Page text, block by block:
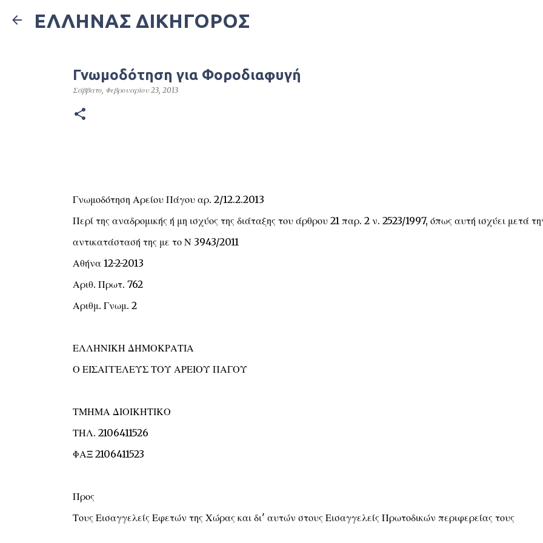
ΕΛΛΗΝΑΣ ΔΙΚΗΓΟΡΟΣ
Γνωμοδότηση για Φοροδιαφυγή
Σάββατο, Φεβρουαρίου 23, 2013
Γνωμοδότηση Αρείου Πάγου αρ. 2/12.2.2013
Περί της αναδρομικής ή μη ισχύος της διάταξης του άρθρου 21 παρ. 2 ν. 2523/1997, όπως αυτή ισχύει μετά
αντικατάστασή της με το Ν 3943/2011
Αθήνα 12-2-2013
Αριθ. Πρωτ. 762
Αριθμ. Γνωμ. 2
ΕΛΛΗΝΙΚΗ ΔΗΜΟΚΡΑΤΙΑ
Ο ΕΙΣΑΓΓΕΛΕΥΣ ΤΟΥ ΑΡΕΙΟΥ ΠΑΓΟΥ
ΤΜΗΜΑ ΔΙΟΙΚΗΤΙΚΟ
ΤΗΛ. 2106411526
ΦΑΞ 2106411523
Προς
Τους Εισαγγελείς Εφετών της Χώρας και δι' αυτών στους Εισαγγελείς Πρωτοδικών περιφερείας τους